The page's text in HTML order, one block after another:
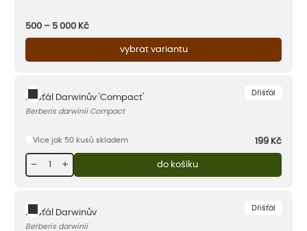
500 – 5 000 Kč
vybrat variantu
Dřišťál
Dřišťál Darwinův 'Compact'
Berberis darwinii Compact
Více jak 50 kusů skladem 199 Kč
+
− do košíku
Dřišťál
Dřišťál Darwinův
Berberis darwinii